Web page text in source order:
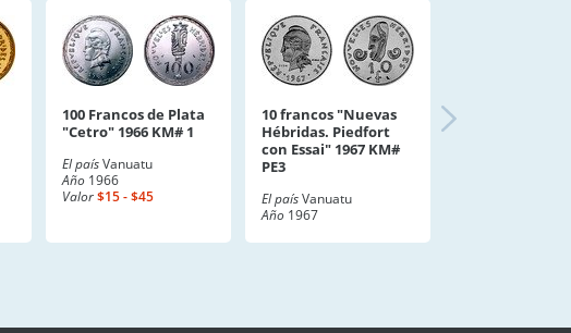
100 Francos de Plata
"Cetro" 1966 KM# 1
El paísVanuatu
Año 1966
Valor$15 - $45
10 francos "Nuevas
Hébridas. Piedfort
con Essai" 1967 KM#
PE3
El paísVanuatu
Año 1967